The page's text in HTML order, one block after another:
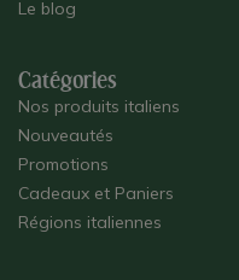
Le blog
Catégories
Nos produits italiens
Nouveautés
Promotions
Cadeaux et Paniers
Régions italiennes